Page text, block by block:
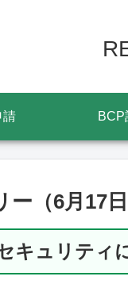
請 BCP
（6月17日
キュリティ